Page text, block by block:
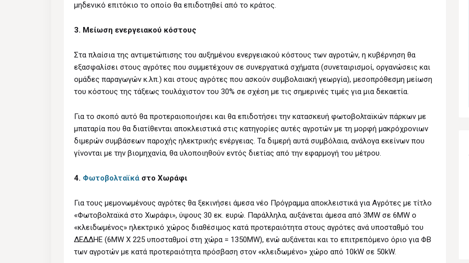
μηδενικό επιτόκιο το οποίο θα επιδοτηθεί από το κράτος.
3. Μείωση ενεργειακού κόστους
Στα πλαίσια της αντιμετώπισης του αυξημένου ενεργειακού κόστους των αγροτών, η κυβέρνηση θα
εξασφαλίσει στους αγρότες που συμμετέχουν σε συνεργατικά σχήματα (συνεταιρισμοί, οργανώσεις και
ομάδες παραγωγών κ.λπ.) και στους αγρότες που ασκούν συμβολαιακή γεωργία), μεσοπρόθεσμη μείωση
του κόστους της τάξεως τουλάχιστον του 30% σε σχέση με τις σημερινές τιμές για μια δεκαετία.
Για το σκοπό αυτό θα προτεραιοποιήσει και θα επιδοτήσει την κατασκευή φωτοβολταϊκών πάρκων με
μπαταρία που θα διατίθενται αποκλειστικά στις κατηγορίες αυτές αγροτών με τη μορφή μακρόχρονιων
διμερών συμβάσεων παροχής ηλεκτρικής ενέργειας. Τα διμερή αυτά συμβόλαια, ανάλογα εκείνων που
γίνονται με την βιομηχανία, θα υλοποιηθούν εντός διετίας από την εφαρμογή του μέτρου.
4. Φωτοβολταϊκά στο Χωράφι
Για τους μεμονωμένους αγρότες θα ξεκινήσει άμεσα νέο Πρόγραμμα αποκλειστικά για Αγρότες με τίτλο
«Φωτοβολταϊκά στο Χωράφι», ύψους 30 εκ. ευρώ. Παράλληλα, αυξάνεται άμεσα από 3MW σε 6MW ο
«κλειδωμένος» ηλεκτρικό χώρος διαθέσιμος κατά προτεραιότητα στους αγρότες ανά υποσταθμό του
ΔΕΔΔΗΕ (6MW Χ 225 υποσταθμοί στη χώρα = 1350MW), ενώ αυξάνεται και το επιτρεπόμενο όριο για ΦΒ
των αγροτών με κατά προτεραιότητα πρόσβαση στον «κλειδωμένο» χώρο από 10kW σε 50kW.